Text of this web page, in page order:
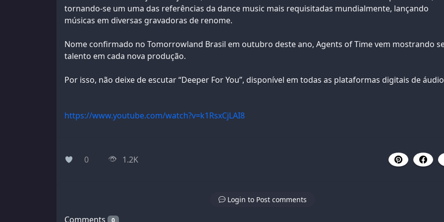
tornando-se um uma das referências da dance music mais requisitadas mundialmente, lançando
músicas em diversas gravadoras de renome.
Nome confirmado no Tomorrowland Brasil em outubro deste ano, Agents of Time vem mostrando
talento em cada nova produção.
Por isso, não deixe de escutar “Deeper For You”, disponível em todas as plataformas digitais de
https://www.youtube.com/watch?v=k1RsxCjLAI8
0 1.2K
Login to Post comments
Comments